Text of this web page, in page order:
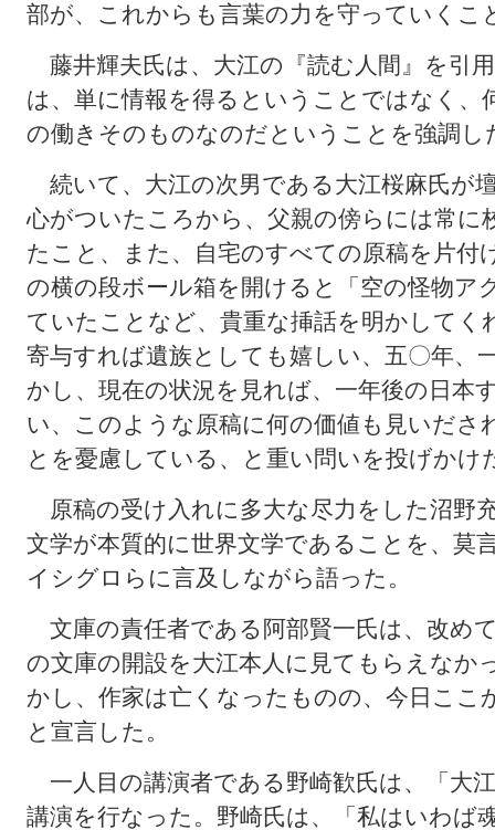
部が、これからも言葉の力を守っていく
藤井輝夫氏は、大江の『読む人間』を引
は、単に情報を得るということではなく、
の働きそのものなのだということを強調し
続いて、大江の次男である大江桜麻氏が
心がついたころから、父親の傍らには常に
たこと、また、自宅のすべての原稿を片
の横の段ボール箱を開けると「空の怪物ア
ていたことなど、貴重な挿話を明かしてく
寄与すれば遺族としても嬉しい、五〇年、
かし、現在の状況を見れば、一年後の日本
い、このような原稿に何の価値も見いだ
とを憂慮している、と重い問いを投げかけ
原稿の受け入れに多大な尽力をした沼野
文学が本質的に世界文学であることを、莫
イシグロらに言及しながら語った。
文庫の責任者である阿部賢一氏は、改め
の文庫の開設を大江本人に見てもらえなか
かし、作家は亡くなったものの、今日こ
と宣言した。
一人目の講演者である野崎歓氏は、「大
講演を行なった。野崎氏は、「私はいわば